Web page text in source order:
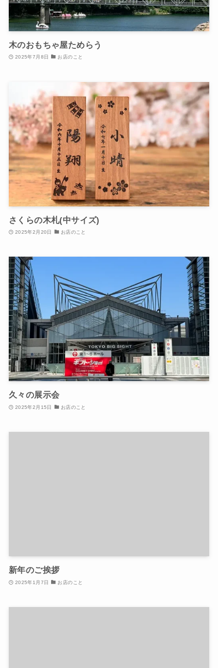
木のおもちゃ屋ためらう
2025年7月8日 お店のこと
さくらの木札(中サイズ)
2025年2月20日 お店のこと
久々の展示会
2025年2月15日 お店のこと
新年のご挨拶
2025年1月7日 お店のこと